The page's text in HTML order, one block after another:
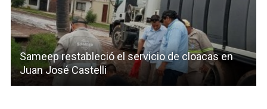
Sameep restableció el servicio de cloacas en
Juan José Castelli